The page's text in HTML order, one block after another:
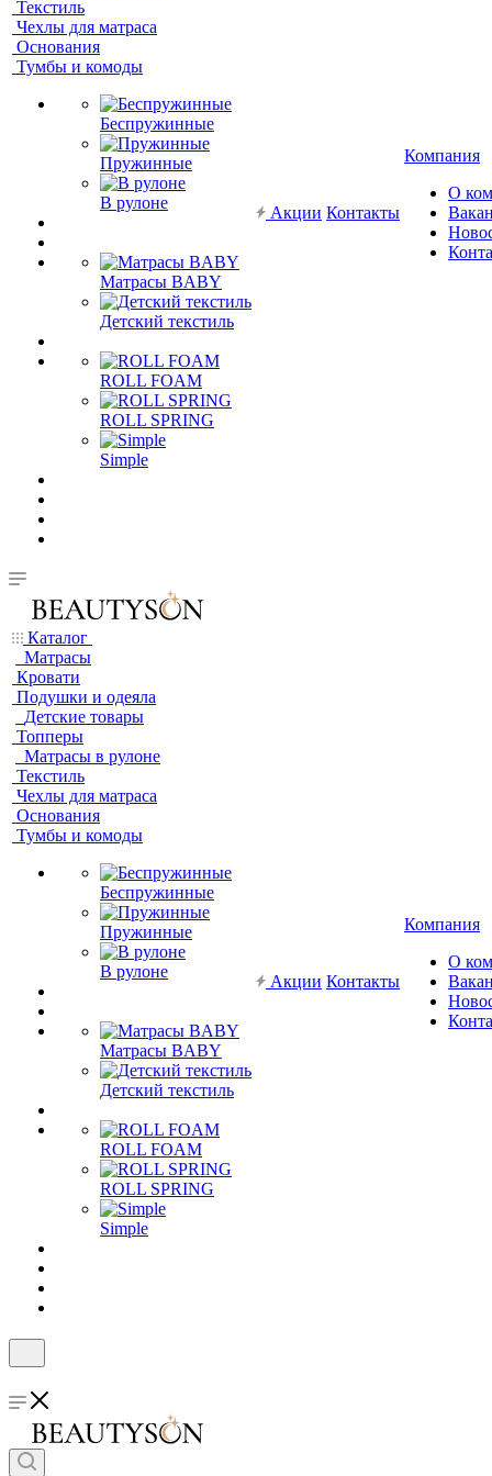
Текстиль
Чехлы для матраса
Основания
Тумбы и комоды
Беспружинные
Пружинные
В рулоне
Матрасы BABY
Детский текстиль
ROLL FOAM
ROLL SPRING
Simple
Акции Контакты
Компания
О
Каталог
Матрасы
Кровати
Подушки и одеяла
Детские товары
Топперы
Матрасы в рулоне
Текстиль
Чехлы для матраса
Основания
Тумбы и комоды
Беспружинные
Пружинные
В рулоне
Матрасы BABY
Детский текстиль
ROLL FOAM
ROLL SPRING
Simple
Акции Контакты
Компания
О